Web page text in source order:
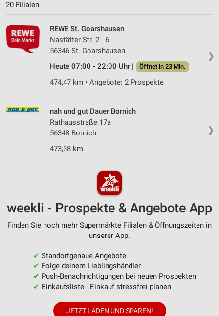
20 Filialen
❯
REWE St. Goarshausen
Nastätter Str. 2 - 6
56346 St. Goarshausen
Heute 07:00 - 22:00 Uhr |
Öffnet in 23 Min.
474,47 km • Angebote: 2 Prospekte
❯
nah und gut Dauer Bornich
Rathausstraße 17a
56348 Bornich
473,38 km
weekli - Prospekte & Angebote App
Finden Sie noch mehr Supermärkte Filialen & Öffnungszeiten in
unserer App.
✔ Standortgenaue Angebote
✔ Folge deinem Lieblingshändler
✔ Push-Benachrichtigungen bei neuen Prospekten
✔ Einkaufsliste - Einkauf stressfrei planen
JETZT LADEN UND SPAREN!